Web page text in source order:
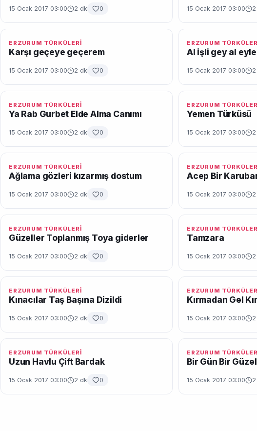
15 Ocak 2017 03:00 2 dk 0 15 Ocak 2017 03:00
ERZURUM TÜRKÜLERİ
Karşı geçeye geçerem
15 Ocak 2017 03:00 2 dk 0
ERZURUM
Al işli gey al eyle
15 Ocak 2017 03:00
ERZURUM TÜRKÜLERİ
Ya Rab Gurbet Elde Alma Canımı
15 Ocak 2017 03:00 2 dk 0
ERZURUM
Yemen Türküsü
15 Ocak 2017 03:00
ERZURUM TÜRKÜLERİ
Ağlama gözleri kızarmış dostum
15 Ocak 2017 03:00 2 dk 0
ERZURUM
Acep Bir
15 Ocak 2017 03:00
ERZURUM TÜRKÜLERİ
Güzeller Toplanmış Toya giderler
15 Ocak 2017 03:00 2 dk 0
ERZURUM
Tamzara
15 Ocak 2017 03:00
ERZURUM TÜRKÜLERİ
Kınacılar Taş Başına Dizildi
15 Ocak 2017 03:00 2 dk 0
ERZURUM
Kırmadan Gel
15 Ocak 2017 03:00
ERZURUM TÜRKÜLERİ
Uzun Havlu Çift Bardak
15 Ocak 2017 03:00 2 dk 0
ERZURUM
Bir Gün Bir
15 Ocak 2017 03:00